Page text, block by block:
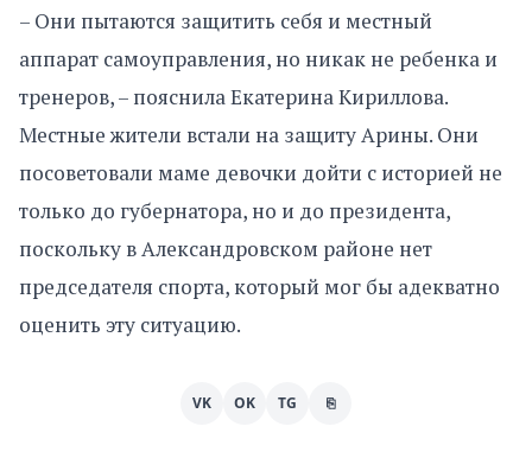
– Они пытаются защитить себя и местный
аппарат самоуправления, но никак не ребенка и
тренеров, – пояснила Екатерина Кириллова.
Местные жители встали на защиту Арины. Они
посоветовали маме девочки дойти с историей не
только до губернатора, но и до президента,
поскольку в Александровском районе нет
председателя спорта, который мог бы адекватно
оценить эту ситуацию.
VK OK TG ⎘